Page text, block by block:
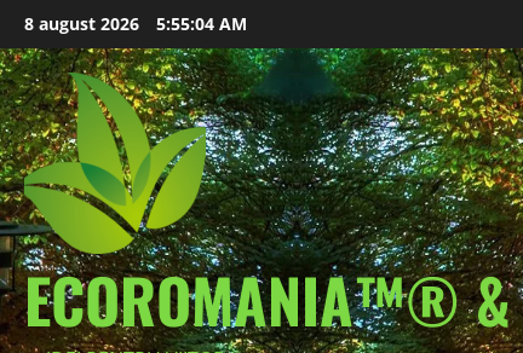
Skip
to
content
8 august 2026 5:55:05 AM
ECOROMANIA™®